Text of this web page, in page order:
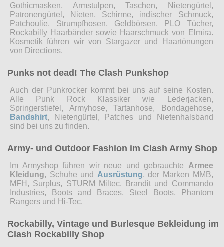
Gothicmasken, Armstulpen, Taschen, Nietengürtel,
Patronengürtel, Nieten, Schirme, indischer Schmuck,
Patchoulie, Strumpfhosen, Geldbörsen, PLO Tücher,
Rockabilly Haarbänder sowie Haarschmuck von Elmira.
Kosmetik führen wir von Stargazer und Haartönungen
von Directions.
Punks not dead! The Clash Punkshop
Auch der Punkrocker kommt bei uns auf seine Kosten.
Alle Punk Rock Klassiker wie Lederjacken,
Springerstiefel, Armyhose, Tartanhose, Bondagehose,
Bandshirt, Nietengürtel, Patches und Nietenhalsband
sind bei uns zu finden.
Army- und Outdoor Fashion im Clash Army Shop
Im Armyshop führen wir neue und gebrauchte Armee
Kleidung, Schuhe und Ausrüstung, der Marken MMB,
MFH, Surplus, STURM Miltec, Brandit und Commando
Industries, Boots and Braces, Steel Boots, Phantom
Rangers und Hi-Tec.
Rockabilly, Vintage und Burlesque Bekleidung im
Clash Rockabilly Shop